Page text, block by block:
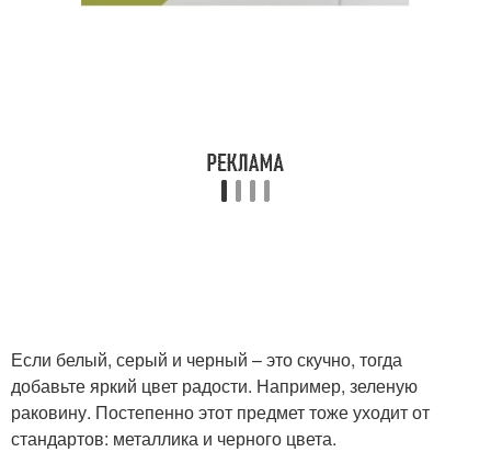
Если белый, серый и черный – это скучно, тогда
добавьте яркий цвет радости. Например, зеленую
раковину. Постепенно этот предмет тоже уходит от
стандартов: металлика и черного цвета.